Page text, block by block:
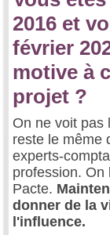
2016 et
février
motive à
projet ?
On ne voit pas
reste le même
experts-
profession. On
Pacte.
donner de la
l'influence.